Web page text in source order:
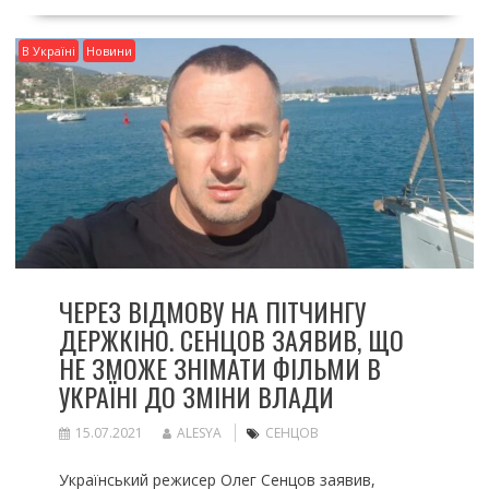
В Україні Новини
ЧЕРЕЗ ВІДМОВУ НА ПІТЧИНГУ
ДЕРЖКІНО. СЕНЦОВ ЗАЯВИВ, ЩО
НЕ ЗМОЖЕ ЗНІМАТИ ФІЛЬМИ В
УКРАЇНІ ДО ЗМІНИ ВЛАДИ
15.07.2021 ALESYA СЕНЦОВ
Український режисер Олег Сенцов заявив,